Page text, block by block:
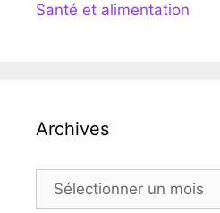
Santé et alimentation
Archives
Archives